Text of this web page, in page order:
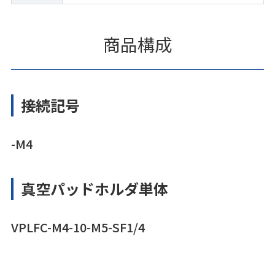
商品構成
接続記号
-M4
真空パッドホルダ単体
VPLFC-M4-10-M5-SF1/4